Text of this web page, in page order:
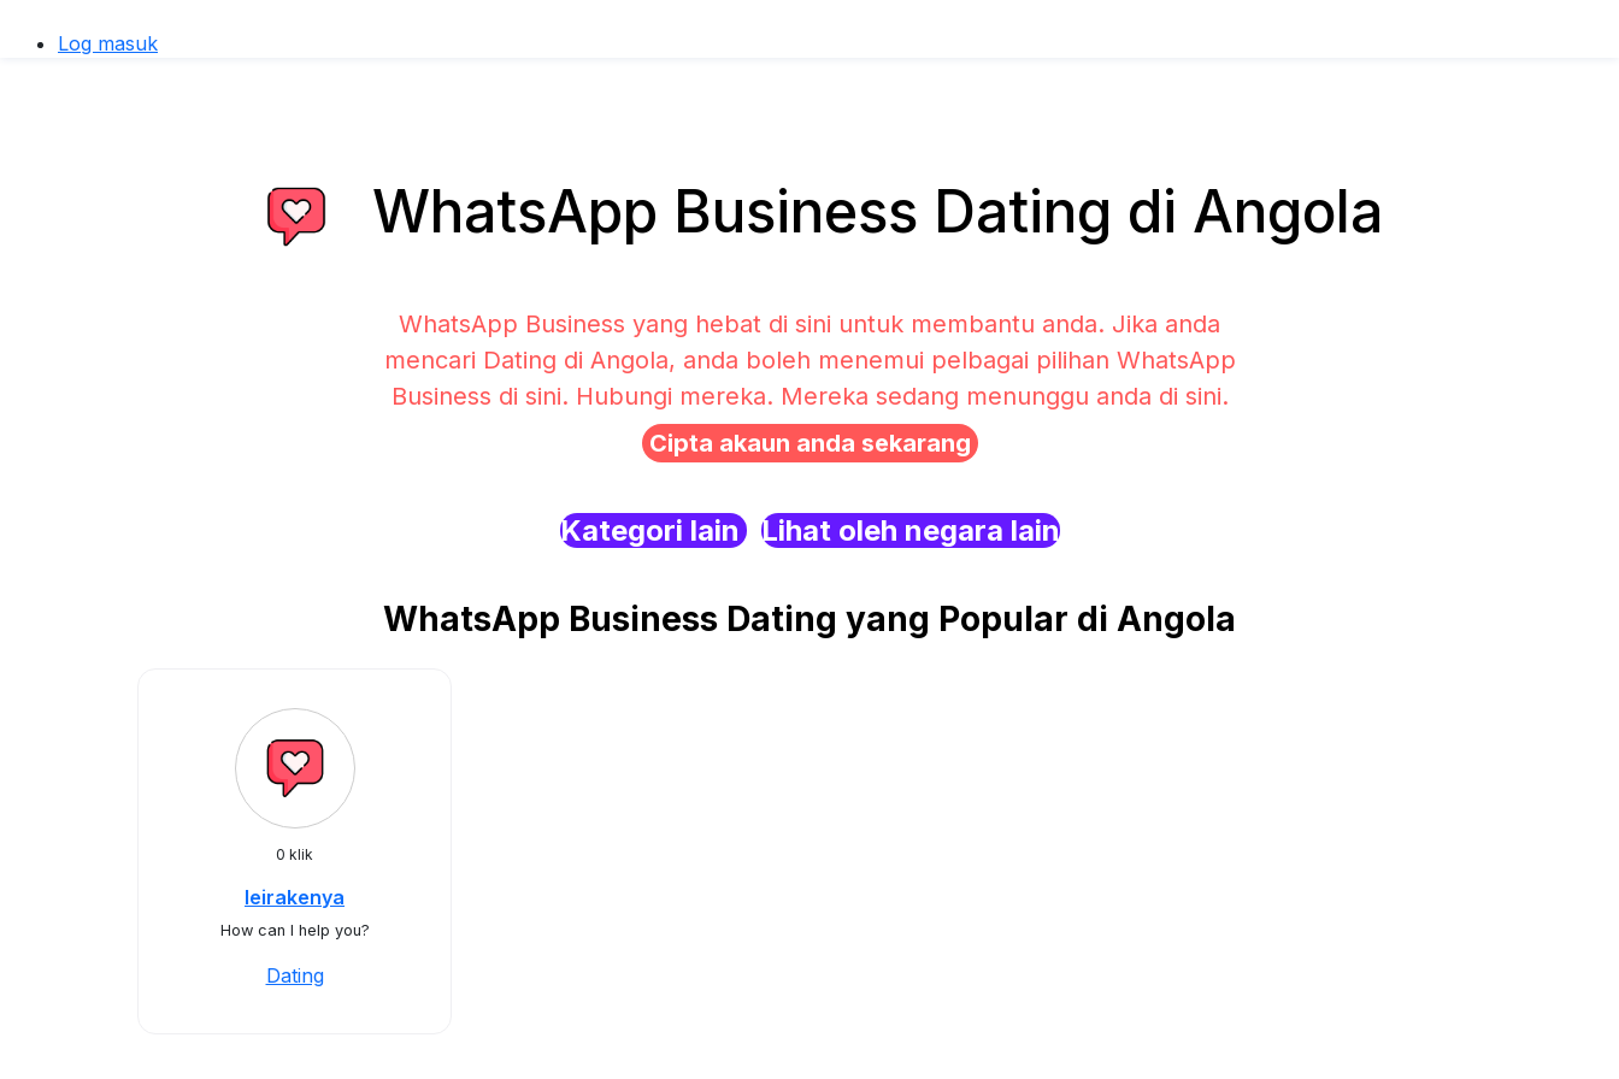
Log masuk
WhatsApp Business Dating di Angola
WhatsApp Business yang hebat di sini untuk membantu anda. Jika anda
mencari Dating di Angola, anda boleh menemui pelbagai pilihan WhatsApp
Business di sini. Hubungi mereka. Mereka sedang menunggu anda di sini.
Cipta akaun anda sekarang
Kategori lain Lihat oleh negara lain
WhatsApp Business Dating yang Popular di Angola
0 klik
leirakenya
How can I help you?
Dating